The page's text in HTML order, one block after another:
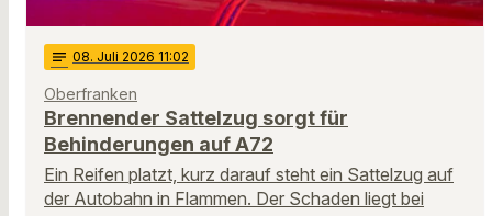
notes 08. Juli 2026 11:02
Oberfranken
Brennender Sattelzug sorgt für
Behinderungen auf A72
Ein Reifen platzt, kurz darauf steht ein Sattelzug auf
der Autobahn in Flammen. Der Schaden liegt bei